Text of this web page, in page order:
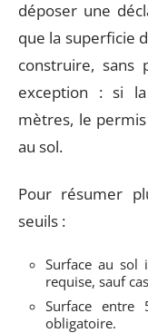
déposer une
que la superficie
construire, sans
exception : si
mètres, le
au sol.
Pour résumer
seuils :
Surface au sol
requise, sauf
Surface
obligatoire.